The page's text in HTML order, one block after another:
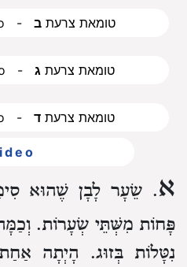
Download audio - טומאת צרעתב
Download audio - טומאת צרעתג
Download audio - טומאת צרעת ד
א. שֵׂעָר לָבָן שֶׁהוּא
פָּחוֹת מִשְּׁתֵּי שְׂעָרוֹת.
נִטָּלוֹת בְּזוּג. הָיְתָה